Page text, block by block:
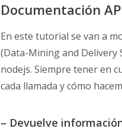
Documentación
En este tutorial se van a
(Data-Mining and Delivery
nodejs. Siempre tener en
cada llamada y cómo
– Devuelve